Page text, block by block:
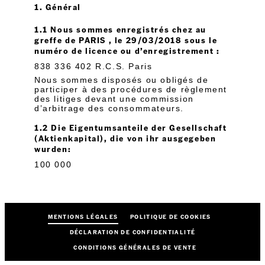
1. Général
1.1 Nous sommes enregistrés chez au
greffe de PARIS , le 29/03/2018 sous le
numéro de licence ou d’enregistrement :
838 336 402 R.C.S. Paris
Nous sommes disposés ou obligés de
participer à des procédures de règlement
des litiges devant une commission
d’arbitrage des consommateurs.
1.2 Die Eigentumsanteile der Gesellschaft
(Aktienkapital), die von ihr ausgegeben
wurden:
100 000
MENTIONS LÉGALES POLITIQUE DE COOKIES
DÉCLARATION DE CONFIDENTIALITÉ
CONDITIONS GÉNÉRALES DE VENTE